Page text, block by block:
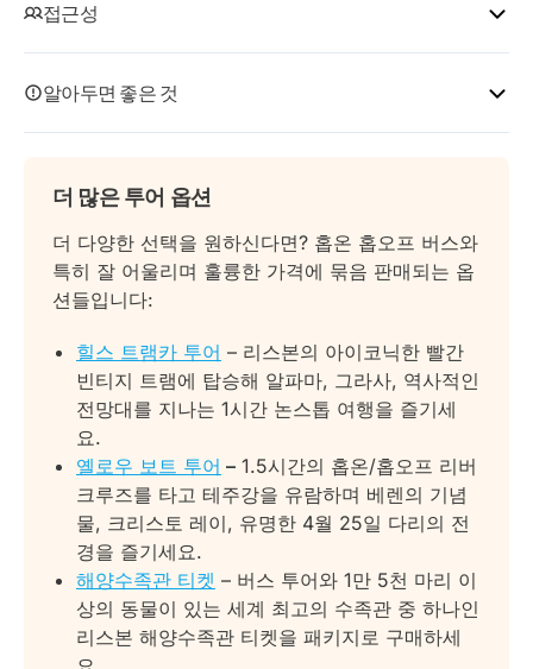
베렌 투어
하여 다음을 포함한 15개 정류장을 커버합니다:
마르케스 데 폼발 광장
엘 코르테 잉글레스 백화점
에두아르도 7세 공원
아모레이라스 쇼핑센터
에스트렐라 대성당
피라르 7 / LX 팩토리 / 트램 박물관
베렌 / 국립 마차 박물관
제로니모스 수도원
베렌 탑
발견의 기념비
MAAT 박물관
도카스 독랜즈 / 크루즈 터미널
에스트렐라 정원
모던 리스본 투어
모던 리스본 루트는 레스타우라도레스에서 출발하여 다
모던 리스본 투어
벨렝: 12h00 / 15h00 /
17h00
경될 수 있습니다.
화요일, 목요일, 일요일에는 제휴사가 운영하는 옐로우
보트 노선이 벨렘에 정차하지 않으니 유의해 주시기 바
랍니다.
접근성
대부분의 버스에는 휠체어 램프가 장착되어 있습니다. 일
베렌 투어: 제로니모스 수도원 입구와 베렌 탑 내부를
제외하고 거의 모든 정류장이 휠체어 접근 가능합니다.
모던 리스본 투어: 모든 정류장이 완전히 휠체어 접근
가능합니다.
매표소에서는 투어 랜드마크에 대한 11개 언어의 디지
털 오디오 가이드를 제공할 수 있습니다.
반려동물은 해당 운송 조건을 준수하는 경우 동반이 가
능합니다.
알아두면 좋은 것
국립 마차 박물관
제로니모스 수도원 (교회 무료, 회랑 유료)
베렌 탑
발견의 기념비 (외관 무료, 내부 유료)
MAAT 박물관
모던 리스본 투어:
국립 판테온 (내부 유료, 테라스 별도 유료)
타일 박물관
리스본 해양수족관
바스코 다 가마 타워
더 많은 투어 옵션
더 다양한 선택을 원하신다면? 홉온 홉오프 버스와
특히 잘 어울리며 훌륭한 가격에 묶음 판매되는 옵
션들입니다:
힐스 트램카 투어 – 리스본의 아이코닉한 빨간
빈티지 트램에 탑승해 알파마, 그라사, 역사적인
전망대를 지나는 1시간 논스톱 여행을 즐기세
요.
옐로우 보트 투어 – 1.5시간의 홉온/홉오프 리버
크루즈를 타고 테주강을 유람하며 베렌의 기념
물, 크리스토 레이, 유명한 4월 25일 다리의 전
경을 즐기세요.
해양수족관 티켓 – 버스 투어와 1만 5천 마리 이
상의 동물이 있는 세계 최고의 수족관 중 하나인
리스본 해양수족관 티켓을 패키지로 구매하세